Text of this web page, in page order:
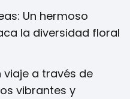
Un hermoso
la diversidad floral
viaje a través de
vibrantes y